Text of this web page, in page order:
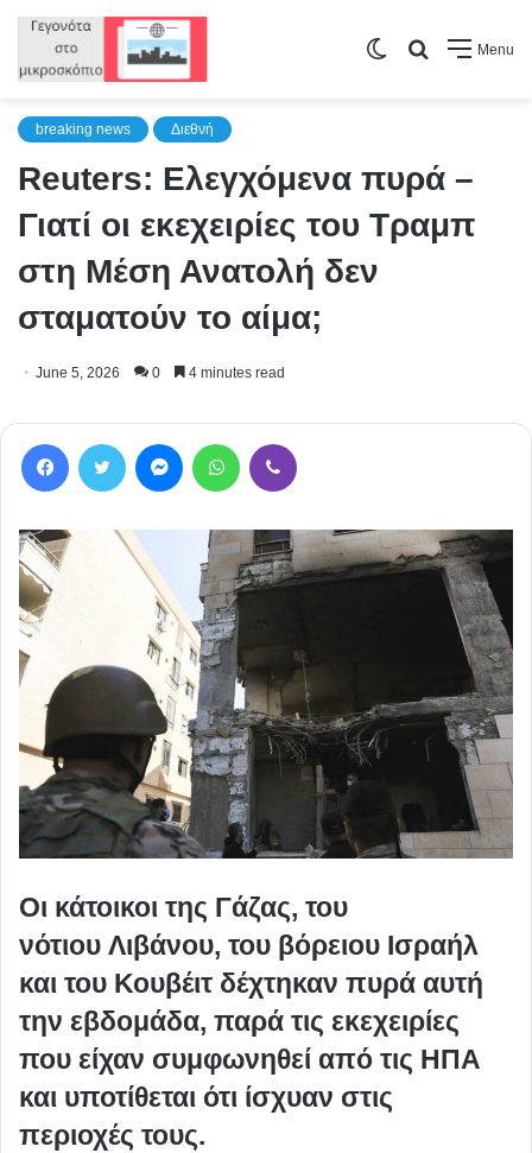
Menu
Search
Switch
breaking news Διεθνή
Reuters: Ελεγχόμενα πυρά –
Γιατί οι εκεχειρίες του Τραμπ
στη Μέση Ανατολή δεν
σταματούν το αίμα;
June 5, 2026 0 4 minutes read
Οι κάτοικοι της Γάζας, του
νότιου Λιβάνου, του βόρειου Ισραήλ
και του Κουβέιτ δέχτηκαν πυρά αυτή
την εβδομάδα, παρά τις εκεχειρίες
που είχαν συμφωνηθεί από τις ΗΠΑ
και υποτίθεται ότι ίσχυαν στις
περιοχές τους.